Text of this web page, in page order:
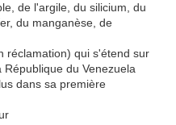
de l'argile, du silicium, du
du manganèse, de
réclamation) qui s'étend sur
du Venezuela
dans sa première